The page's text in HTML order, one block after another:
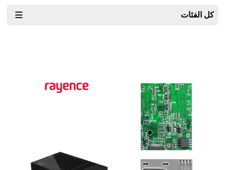
كل الفئات